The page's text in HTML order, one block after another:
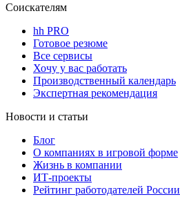
Соискателям
hh PRO
Готовое резюме
Все сервисы
Хочу у вас работать
Производственный календарь
Экспертная рекомендация
Новости и статьи
Блог
О компаниях в игровой форме
Жизнь в компании
ИТ-проекты
Рейтинг работодателей России